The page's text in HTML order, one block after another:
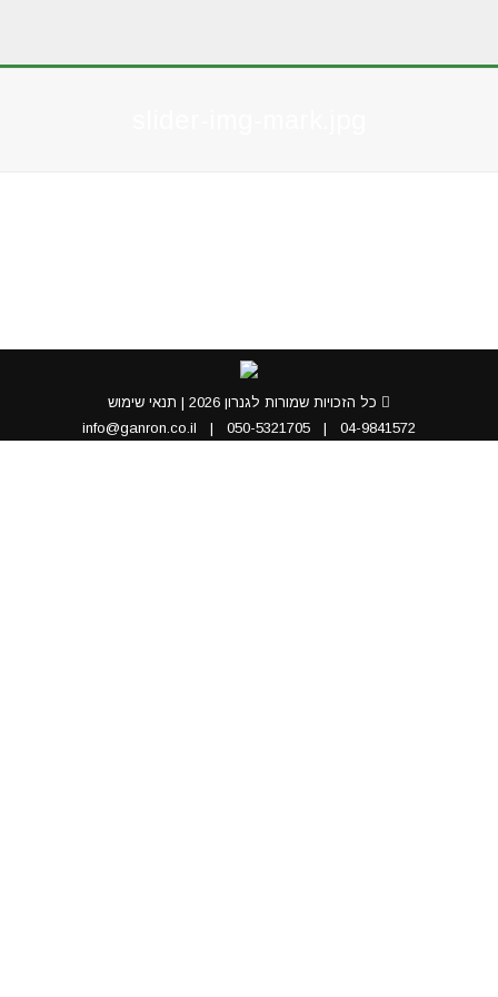
כל הזכויות שמורות לגנרון 2026 |
תנאי שימוש
04-9841572
|
050-5321705
|
info@ganron.co.il